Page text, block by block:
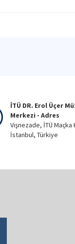
İTÜ DR. Erol Üçer
Merkezi - Adres
Vişnezade, İTÜ
İstanbul, Türkiye